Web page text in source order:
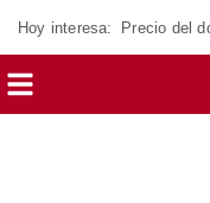
Hoy interesa: Precio del